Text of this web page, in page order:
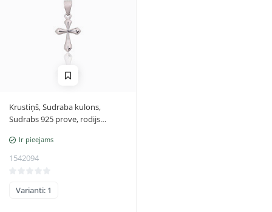
Krustiņš, Sudraba kulons,
Sudrabs 925 prove, rodijs
Ir pieejams
1542094
Varianti: 1